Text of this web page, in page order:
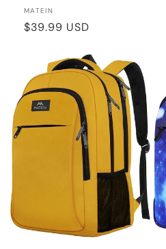
Distributeur :
MATEIN
Prix
$39.99 USD